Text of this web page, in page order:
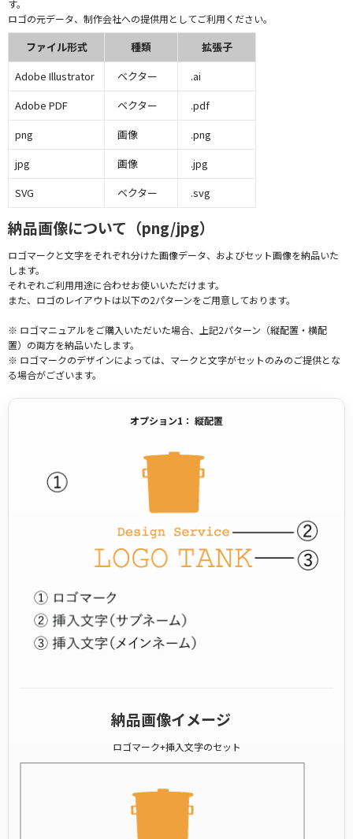
す。
ロゴの元データ、制作会社への提供用としてご利用ください。
ファイル形式 種類
拡張子
Adobe Illustrator
ベクター
.ai
Adobe PDF
ベクター
.pdf
png
画像
.png
jpg
画像
.jpg
SVG
ベクター .svg
納品画像について（png/jpg）
ロゴマークと文字をそれぞれ分けた画像データ、およびセット画像を納品いた
します。
それぞれご利用用途に合わせお使いいただけます。
また、ロゴのレイアウトは以下の2パターンをご用意しております。
※ ロゴマニュアルをご購入いただいた場合、上記2パターン（縦配置・横配
置）の両方を納品いたします。
※ ロゴマークのデザインによっては、マークと文字がセットのみのご提供とな
る場合がございます。
オプション1： 縦配置
納品画像イメージ
ロゴマーク+挿入文字のセット